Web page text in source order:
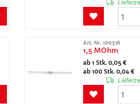
Art. Nr. 100376
1,5 MOhm
ab 1 Stk. 0,05 €
ab 100 Stk. 0,04 €